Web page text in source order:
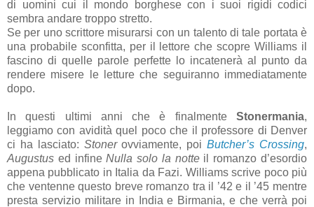
di uomini cui il mondo borghese con i suoi rigidi codici
sembra andare troppo stretto.
Se per uno scrittore misurarsi con un talento di tale portata è
una probabile sconfitta, per il lettore che scopre Williams il
fascino di quelle parole perfette lo incatenerà al punto da
rendere misere le letture che seguiranno immediatamente
dopo.
In questi ultimi anni che è finalmente Stonermania,
leggiamo con avidità quel poco che il professore di Denver
ci ha lasciato: Stonerovviamente, poiButcher’s Crossing,
Augustus ed infineNulla solo la notteil romanzo d’esordio
appena pubblicato in Italia da Fazi. Williams scrive poco più
che ventenne questo breve romanzo tra il ’42 e il ’45 mentre
presta servizio militare in India e Birmania, e che verrà poi